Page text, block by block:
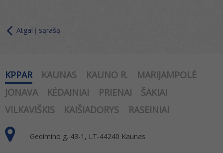
Atgal į sąrašą
KPPAR KAUNAS KAUNO R.
MARIJAMPOLĖ
JONAVA
KĖDAINIAI PRIENAI
ŠAKIAI
VILKAVIŠKIS
KAIŠIADORYS RASEINIAI
Gedimino g. 43-1, LT-44240 Kaunas